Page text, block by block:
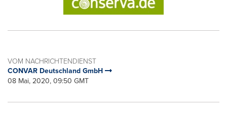
VOM NACHRICHTENDIENST
CONVAR Deutschland GmbH
08 Mai, 2020, 09:50 GMT